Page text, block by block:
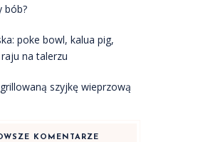
bób?
poke bowl, kalua pig,
na talerzu
szyjkę wieprzową
KOMENTARZE